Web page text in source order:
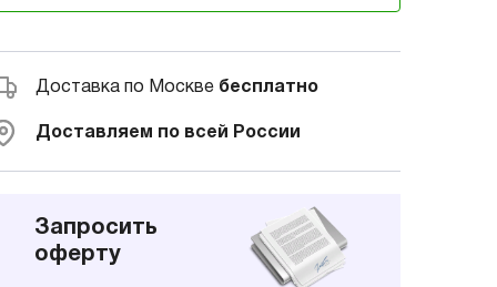
Доставка по Москве бесплатно
Доставляем по всей России
Запросить
оферту